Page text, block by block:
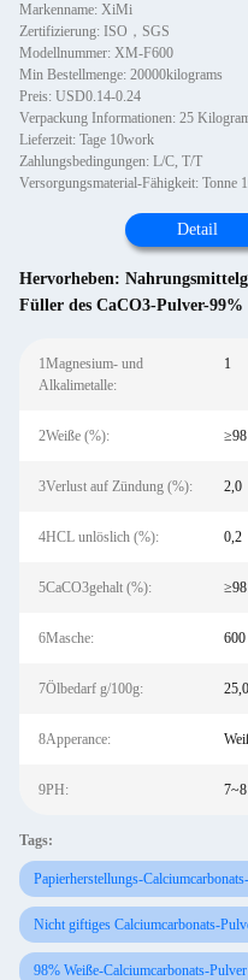
Markenname: XiMi
Zertifizierung: ISO，SGS
Modellnummer: XM-F600
Min Bestellmenge: 20000kilograms
Preis: USD0.14-0.24
Verpackung Informationen: 25
Lieferzeit: Tage 10work
Zahlungsbedingungen: L/C, T/T
Versorgungsmaterial-Fähigkeit: Tonne
Detail
Hervorheben:
Füller des CaCO3-Pulver-99%
1Magnesium- und
Alkalimetalle:
1
2Weiße (%): ≥98
3Verlust auf Zündung (%): 2,0
4HCL unlöslich (%): 0,2
5CaCO3gehalt (%): ≥98
6Masche: 600
7Ölbedarf g/100g: 25,0
8Apperance:
9PH: 7~8
Tags:
Papierherstellungs-
Nicht giftiges Calciumcarbonats-
98% Weiße-Calciumcarbonats-Pulver